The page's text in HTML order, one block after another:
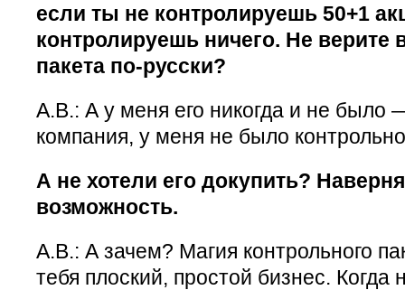
если ты не контролируешь 50+1
контролируешь ничего. Не верите
пакета по-русски?
А.В.: А у меня его никогда и не было
компания, у меня не было
А не хотели его докупить?
возможность.
А.В.: А зачем? Магия контрольного
тебя плоский, простой бизнес. Когда